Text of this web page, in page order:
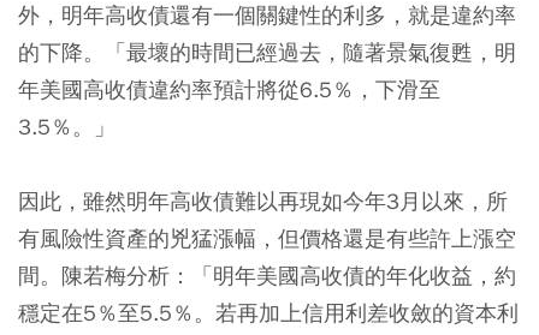
外，明年高收債還有一個關鍵性的利多，就是違約率
的下降。「最壞的時間已經過去，隨著景氣復甦，明
年美國高收債違約率預計將從6.5％，下滑至
3.5％。」
因此，雖然明年高收債難以再現如今年3月以來，所
有風險性資產的兇猛漲幅，但價格還是有些許上漲空
間。陳若梅分析：「明年美國高收債的年化收益，約
穩定在5％至5.5％。若再加上信用利差收斂的資本利